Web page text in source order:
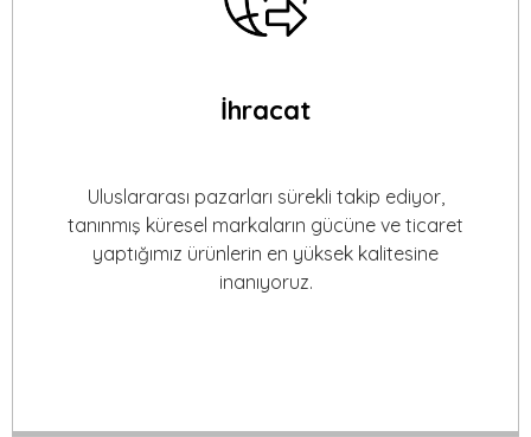
İhracat
Uluslararası pazarları sürekli takip ediyor,
tanınmış küresel markaların gücüne ve ticaret
yaptığımız ürünlerin en yüksek kalitesine
inanıyoruz.